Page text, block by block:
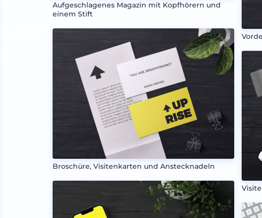
Aufgeschlagenes Magazin mit Kopfhörern und
einem Stift
Broschüre, Visitenkarten und Anstecknadeln